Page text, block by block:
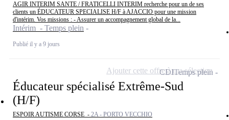
AGIR INTERIM SANTE / FRATICELLI INTERIM recherche pour un de ses
clients un ÉDUCATEUR SPECIALISE H/F à AJACCIO pour une mission
d'intérim. Vos missions : - Assurer un accompagnement global de la...
Intérim - Temps plein
Publié il y a 9 jours
Éducateur spécialisé Extrême-Sud
(H/F)
ESPOIR AUTISME CORSE - 2A - PORTO VECCHIO
CDITemps plein
Ajouter cette offre à ma sélection